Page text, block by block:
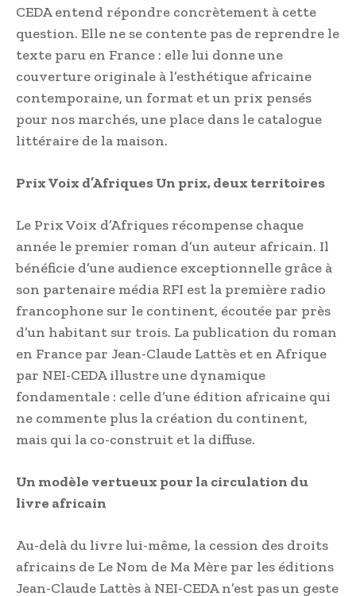
CEDA entend répondre concrètement à cette
question. Elle ne se contente pas de reprendre le
texte paru en France : elle lui donne une
couverture originale à l’esthétique africaine
contemporaine, un format et un prix pensés
pour nos marchés, une place dans le catalogue
littéraire de la maison.
Prix Voix d’Afriques Un prix, deux territoires
Le Prix Voix d’Afriques récompense chaque
année le premier roman d’un auteur africain. Il
bénéficie d’une audience exceptionnelle grâce à
son partenaire média RFI est la première radio
francophone sur le continent, écoutée par près
d’un habitant sur trois. La publication du roman
en France par Jean-Claude Lattès et en Afrique
par NEI-CEDA illustre une dynamique
fondamentale : celle d’une édition africaine qui
ne commente plus la création du continent,
mais qui la co-construit et la diffuse.
Un modèle vertueux pour la circulation du
livre africain
Au-delà du livre lui-même, la cession des droits
africains de Le Nom de Ma Mère par les éditions
Jean-Claude Lattès à NEI-CEDA n’est pas un geste